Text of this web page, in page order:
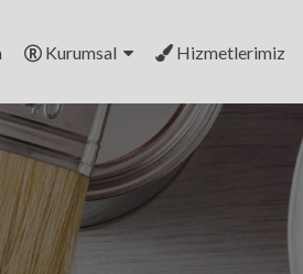
Kurumsal Hizmetlerimiz